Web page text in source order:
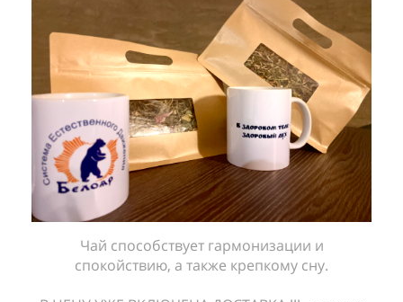
Чай способствует гармонизации и
спокойствию, а также крепкому сну.